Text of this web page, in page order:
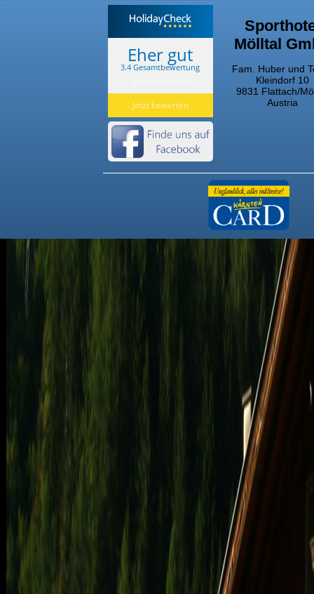
Eher gut
3.4 Gesamtbewertung
Jetzt bewerten
Mölltal
Fam. Huber und
Kleindorf 10
9831 Flattach/
Austria